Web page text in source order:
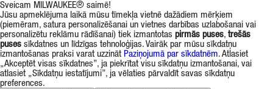
Sveicam MILWAUKEE® saimē!
Jūsu apmeklējuma laikā mūsu tīmekļa vietnē dažādiem mērķiem
(piemēram, satura personalizēšanai un vietnes darbības uzlabošanai vai
personalizētu reklāmu rādīšanai) tiek izmantotas pirmās puses, trešās
puses sīkdatnes un līdzīgas tehnoloģijas. Vairāk par mūsu sīkdatņu
izmantošanas praksi varat uzzināt Paziņojumā par sīkdatnēm. Atlasiet
„Akceptēt visas sīkdatnes”, ja piekrītat visu sīkdatņu izmantošanai, vai
atlasiet „Sīkdatņu iestatījumi”, ja vēlaties pārvaldīt savas sīkdatņu
preferences.